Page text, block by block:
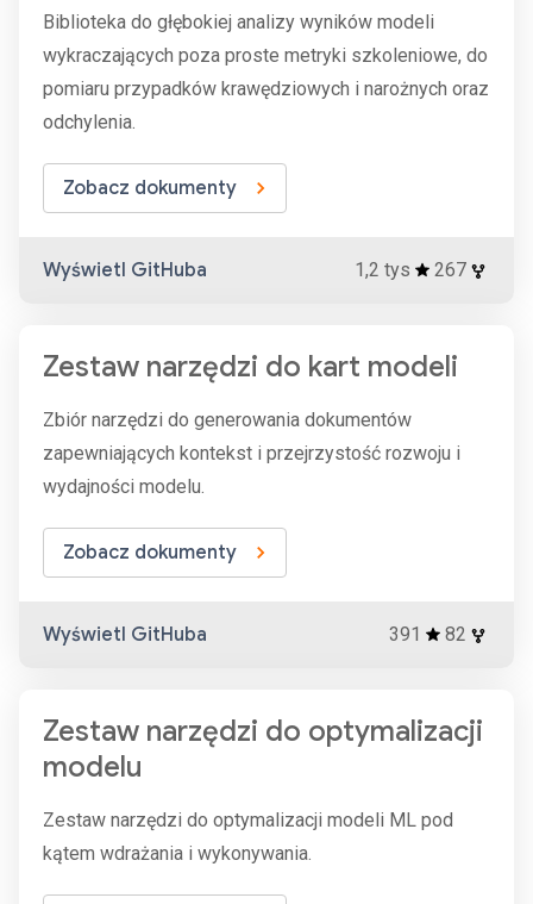
Biblioteka do głębokiej analizy wyników modeli
wykraczających poza proste metryki szkoleniowe, do
pomiaru przypadków krawędziowych i narożnych oraz
odchylenia.
Zobacz dokumenty
Wyświetl GitHuba 1,2 tys 267
Zestaw narzędzi do kart modeli
Zbiór narzędzi do generowania dokumentów
zapewniających kontekst i przejrzystość rozwoju i
wydajności modelu.
Zobacz dokumenty
Wyświetl GitHuba 391 82
Zestaw narzędzi do optymalizacji
modelu
Zestaw narzędzi do optymalizacji modeli ML pod
kątem wdrażania i wykonywania.